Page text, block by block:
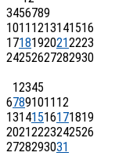
3456789
1011 1213141516
17181920212223
24252627282930
12345
67891011 12
13141516171819
20212223242526
2728293031